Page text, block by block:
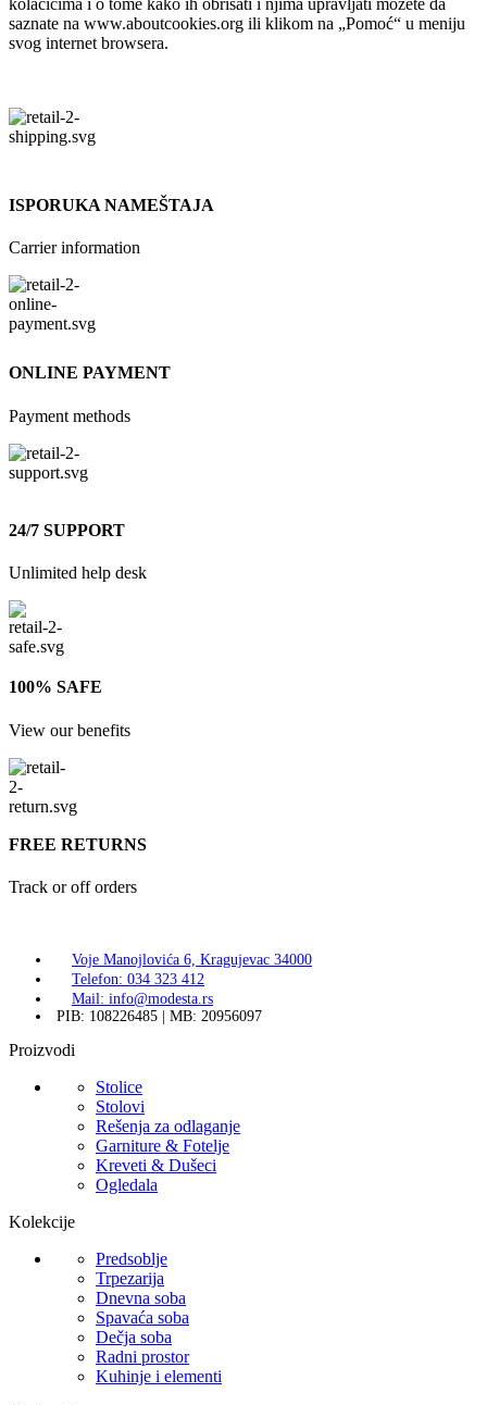
saznate na www.aboutcookies.org ili klikom na „Pomoć“ u meniju
svog internet browsera.
ISPORUKA NAMEŠTAJA
Carrier information
ONLINE PAYMENT
Payment methods
24/7 SUPPORT
Unlimited help desk
100% SAFE
View our benefits
FREE RETURNS
Track or off orders
Voje Manojlovića 6, Kragujevac 34000
Telefon: 034 323 412
Mail: info@modesta.rs
PIB: 108226485 | MB: 20956097
Proizvodi
Stolice
Stolovi
Rešenja za odlaganje
Garniture & Fotelje
Kreveti & Dušeci
Ogledala
Kolekcije
Predsoblje
Trpezarija
Dnevna soba
Spavaća soba
Dečja soba
Radni prostor
Kuhinje i elementi